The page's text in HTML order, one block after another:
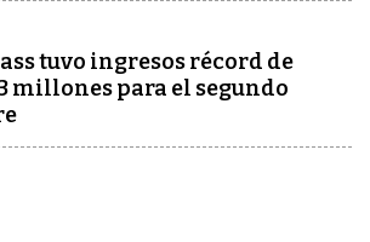
tuvo ingresos récord de
millones para el segundo